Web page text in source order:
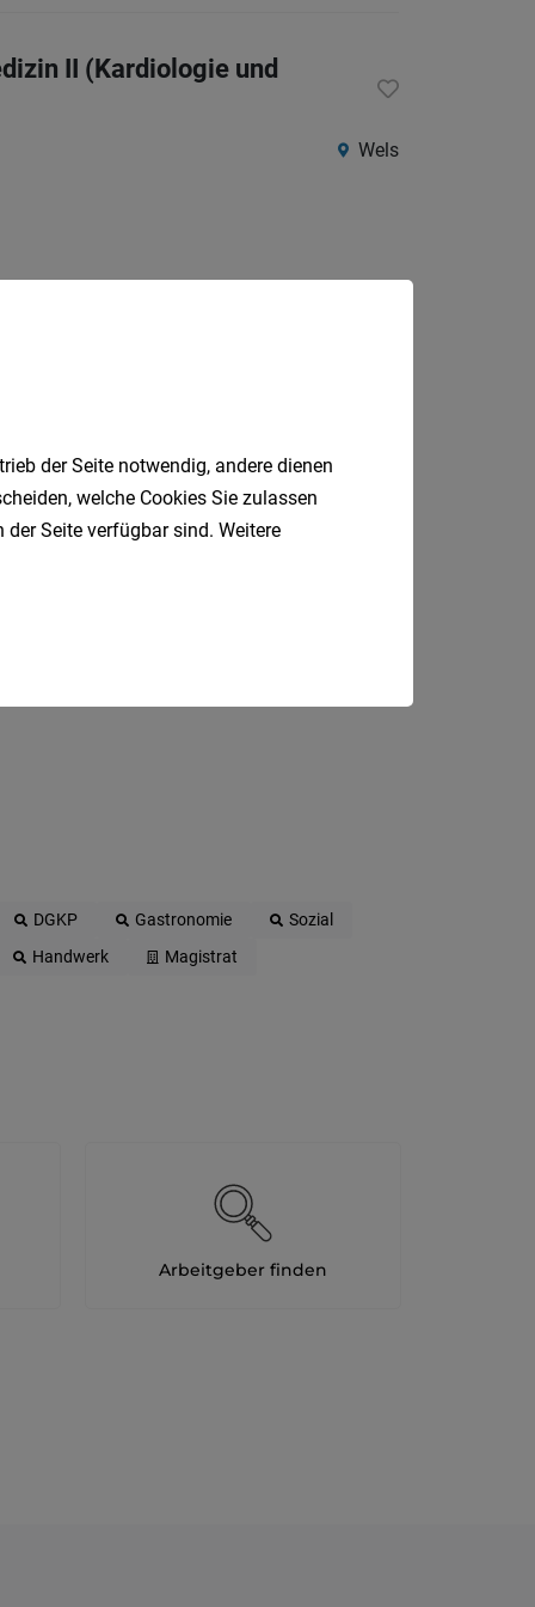
II (Kardiologie und
Wels
Mail.
DGKP Gastronomie
Sozial
Handwerk
Magistrat
Arbeitgeber finden
der Seite notwendig, andere dienen
welche Cookies Sie zulassen
Seite verfügbar sind. Weitere